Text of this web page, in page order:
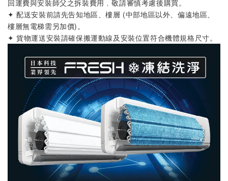
回運費與安裝師父之拆裝費用 ﹐敬請審慎考慮後購買。
✦ 配送安裝前請先告知地區、樓層 (中部地區以外、偏遠地區、
樓層無電梯需另加價)。
✦ 貨物運送安裝請確保搬運動線及安裝位置符合機體規格尺寸。